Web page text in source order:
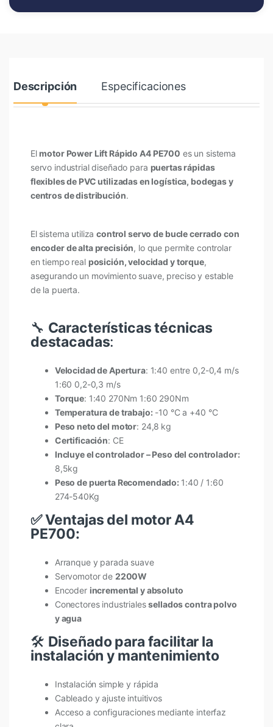
Descripción Especificaciones
El motor Power Lift Rápido A4 PE700 es un sistema
servo industrial diseñado para puertas rápidas
flexibles de PVC utilizadas en logística, bodegas y
centros de distribución.
El sistema utilizacontrol servo de bucle cerrado con
encoder de alta precisión, lo que permite controlar
en tiempo real posición, velocidad y torque,
asegurando un movimiento suave, preciso y estable
de la puerta.
🔧 Características técnicas
destacadas:
Velocidad de Apertura: 1:40 entre 0,2-0,4 m/s
1:60 0,2-0,3 m/s
Torque: 1:40 270Nm 1:60 290Nm
Temperatura de trabajo: -10 °C a +40 °C
Peso neto del motor: 24,8 kg
Certificación: CE
Incluye el controlador – Peso del controlador:
8,5kg
Peso de puerta Recomendado: 1:40 / 1:60
274-540Kg
✅ Ventajas del motor A4
PE700:
Arranque y parada suave
Servomotor de 2200W
Encoder incremental y absoluto
Conectores industrialessellados contra polvo
y agua
🛠️ Diseñado para facilitar la
instalación y mantenimiento
Instalación simple y rápida
Cableado y ajuste intuitivos
Acceso a configuraciones mediante interfaz